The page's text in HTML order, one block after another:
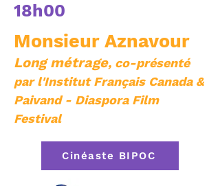
18h00
Monsieur Aznavour
Long métrage, co-présenté
par l'Institut Français Canada &
Paivand - Diaspora Film
Festival
Cinéaste BIPOC